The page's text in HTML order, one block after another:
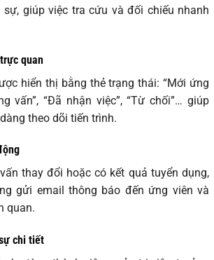
giúp việc tra cứu và đối chiếu nhanh
quan
hiển thị bằng thẻ trạng thái: “Mới ứng
vấn”, “Đã nhận việc”, “Từ chối”… giúp
theo dõi tiến trình.
thay đổi hoặc có kết quả tuyển dụng,
gửi email thông báo đến ứng viên và
quan.
chi tiết